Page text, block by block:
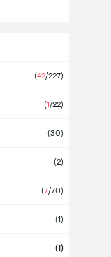
(42/227)
(1/22)
(30)
(2)
(7/70)
(1)
(1)